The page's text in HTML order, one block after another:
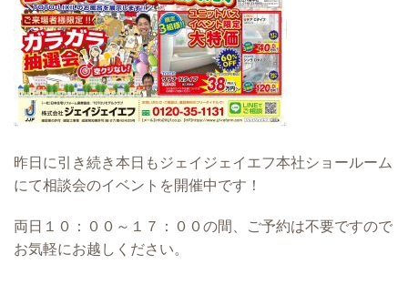
昨日に引き続き本日もジェイジェイエフ本社ショールーム
にて相談会のイベントを開催中です！
両日１０：００～１７：００の間、ご予約は不要ですので
お気軽にお越しください。